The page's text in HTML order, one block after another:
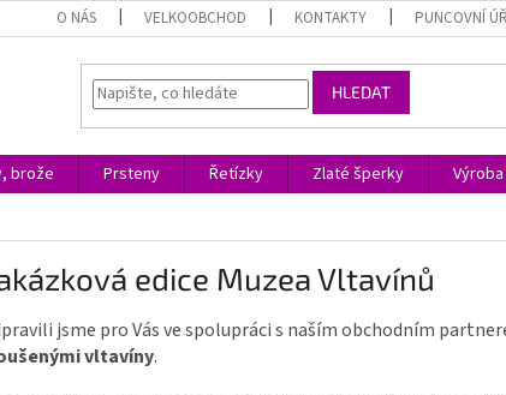
O NÁS VELKOOBCHOD KONTAKTY PUNCOVNÍ
HLEDAT
brože Prsteny Řetízky Zlaté šperky
edice Muzea Vltavínů
jsme pro Vás ve spolupráci s naším obchodním
vltavíny.